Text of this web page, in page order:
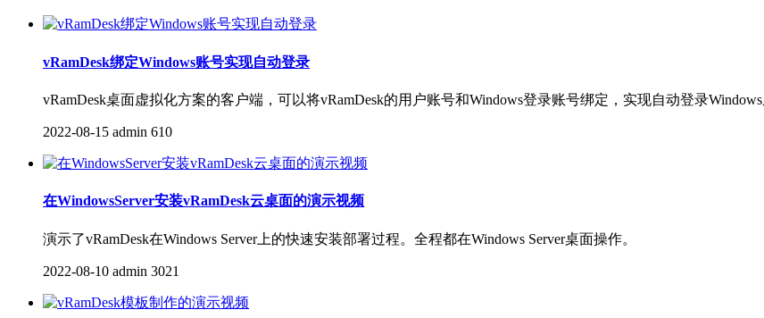
vRamDesk绑定Windows账号实现自动登录
vRamDesk桌面虚拟化方案的客户端，可以将vRamDesk的用户账号和Windows登录账号绑定，实现自动登录Windows
2022-08-15 admin 610
在WindowsServer安装vRamDesk云桌面的演示视频
演示了vRamDesk在Windows Server上的快速安装部署过程。全程都在Windows Server桌面操作。
2022-08-10 admin 3021